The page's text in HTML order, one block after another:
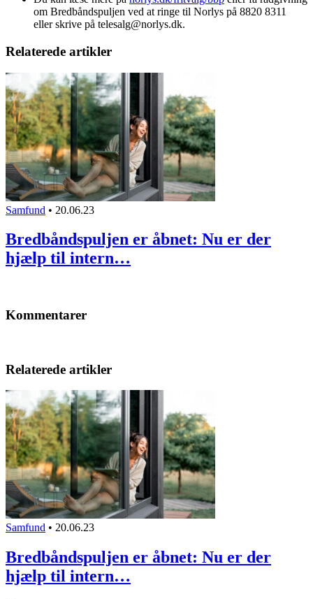
om Bredbåndspuljen ved at ringe til Norlys på 8820 8311
eller skrive på telesalg@norlys.dk.
Relaterede artikler
Samfund • 20.06.23
Bredbåndspuljen er åbnet: Nu er der
hjælp til intern…
Kommentarer
Relaterede artikler
Samfund • 20.06.23
Bredbåndspuljen er åbnet: Nu er der
hjælp til intern…